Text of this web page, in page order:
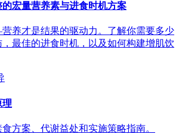
宏量营养素与进食时机方案
养才是结果的驱动力。了解你需要多少
最佳的进食时机，以及如何构建增肌饮
理
方案、代谢益处和实施策略指南。